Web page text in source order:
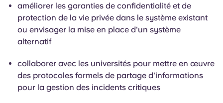
améliorer les garanties de confidentialité et de
protection de la vie privée dans le système existant
ou envisager la mise en place d'un système
alternatif
collaborer avec les universités pour mettre en œuvre
des protocoles formels de partage d'informations
pour la gestion des incidents critiques